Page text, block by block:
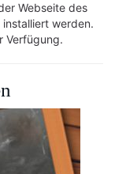
Webseite des
werden.
Verfügung.